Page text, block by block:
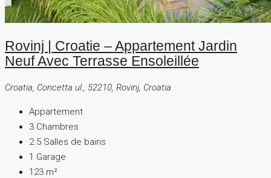
Rovinj | Croatie – Appartement Jardin
Neuf Avec Terrasse Ensoleillée
Croatia, Concetta ul., 52210, Rovinj, Croatia
Appartement
3 Chambres
2.5 Salles de bains
1 Garage
123 m²